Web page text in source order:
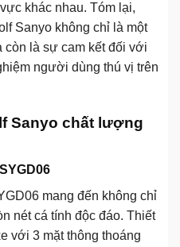
khác nhau. Tóm lại,
Sanyo không chỉ là một
còn là sự cam kết đối với
người dùng thú vị trên
Sanyo chất lượng
mang đến không chỉ
nét cá tính độc đáo. Thiết
với 3 mặt thông thoáng